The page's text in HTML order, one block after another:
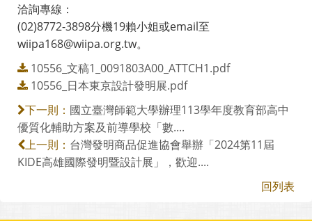
洽詢專線：
(02)8772-3898分機19賴小姐或email至
wiipa168@wiipa.org.tw。
10556_文稿1_0091803A00_ATTCH1.pdf
10556_日本東京設計發明展.pdf
下一則： 國立臺灣師範大學辦理113學年度教育部高中
優質化輔助方案及前導學校「數....
上一則： 台灣發明商品促進協會舉辦「2024第11屆
KIDE高雄國際發明暨設計展」，歡迎....
回列表